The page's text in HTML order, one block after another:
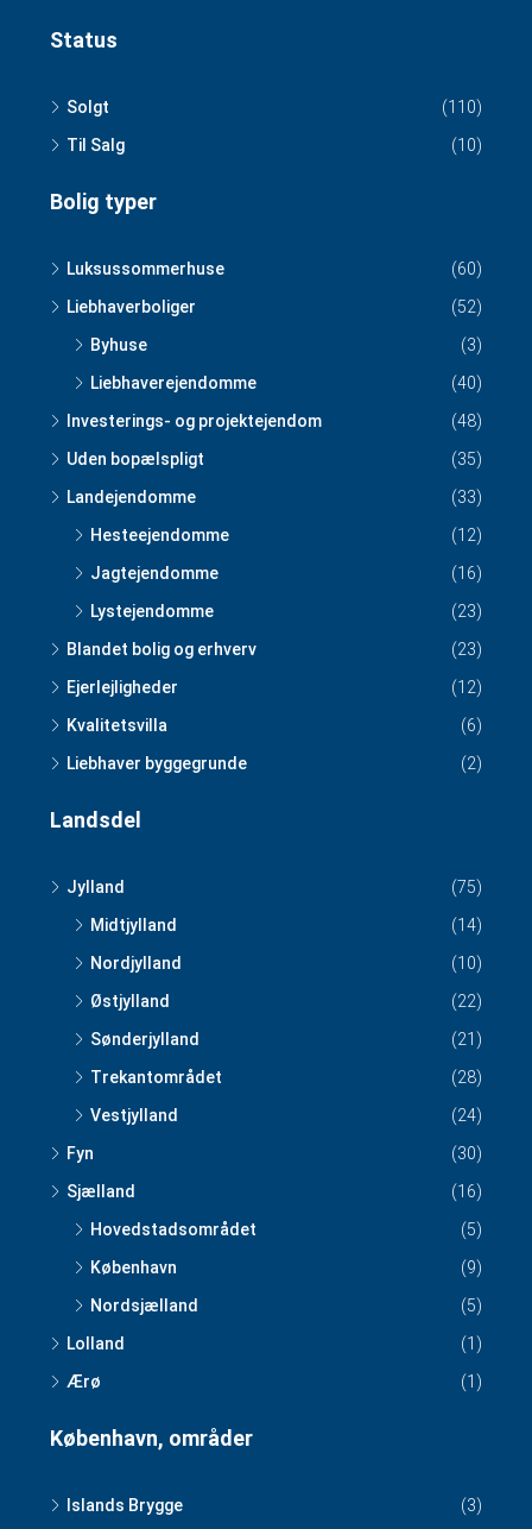
Status
Solgt
(110)
Til Salg
(10)
Bolig typer
Luksussommerhuse
(60)
Liebhaverboliger
(52)
Byhuse
(3)
Liebhaverejendomme
(40)
Investerings- og projektejendom
(48)
Uden bopælspligt
(35)
Landejendomme
(33)
Hesteejendomme
(12)
Jagtejendomme
(16)
Lystejendomme
(23)
Blandet bolig og erhverv
(23)
Ejerlejligheder
(12)
Kvalitetsvilla
(6)
Liebhaver byggegrunde
(2)
Landsdel
Jylland
(75)
Midtjylland
(14)
Nordjylland
(10)
Østjylland
(22)
Sønderjylland
(21)
Trekantområdet
(28)
Vestjylland
(24)
Fyn
(30)
Sjælland
(16)
Hovedstadsområdet
(5)
København
(9)
Nordsjælland
(5)
Lolland
(1)
Ærø
(1)
København, områder
Islands Brygge
(3)